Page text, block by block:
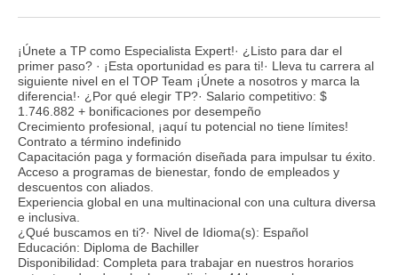
¡Únete a TP como Especialista Expert!· ¿Listo para dar el
primer paso? · ¡Esta oportunidad es para ti!· Lleva tu carrera al
siguiente nivel en el TOP Team ¡Únete a nosotros y marca la
diferencia!· ¿Por qué elegir TP?· Salario competitivo: $
1.746.882 + bonificaciones por desempeño
Crecimiento profesional, ¡aquí tu potencial no tiene límites!
Contrato a término indefinido
Capacitación paga y formación diseñada para impulsar tu éxito.
Acceso a programas de bienestar, fondo de empleados y
descuentos con aliados.
Experiencia global en una multinacional con una cultura diversa
e inclusiva.
¿Qué buscamos en ti?· Nivel de Idioma(s): Español
Educación: Diploma de Bachiller
Disponibilidad: Completa para trabajar en nuestros horarios